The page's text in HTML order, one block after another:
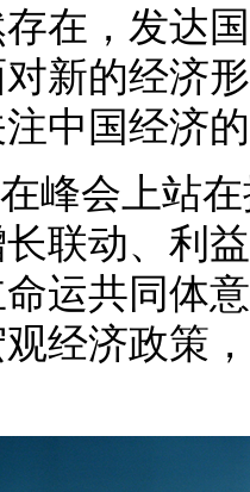
在，发达
新的经济
中国经济
峰会上站
联动、利
运共同体
经济政策